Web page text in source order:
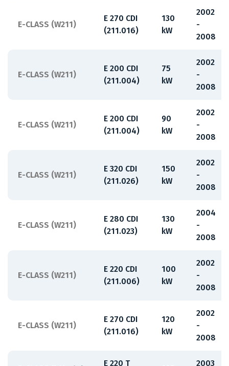
E-CLASS (W211)
E 270 CDI
(211.016)
130
kW
2002
-
2008
E-CLASS (W211)
E 200 CDI
(211.004)
75
kW
2002
-
2008
E-CLASS (W211)
E 200 CDI
(211.004)
90
kW
2002
-
2008
E-CLASS (W211)
E 320 CDI
(211.026)
150
kW
2002
-
2008
E-CLASS (W211)
E 280 CDI
(211.023)
130
kW
2004
-
2008
E-CLASS (W211)
E 220 CDI
(211.006)
100
kW
2002
-
2008
E-CLASS (W211)
E 270 CDI
(211.016)
120
kW
2002
-
2008
E 220 T
2003